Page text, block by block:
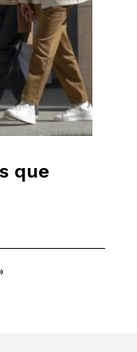
que